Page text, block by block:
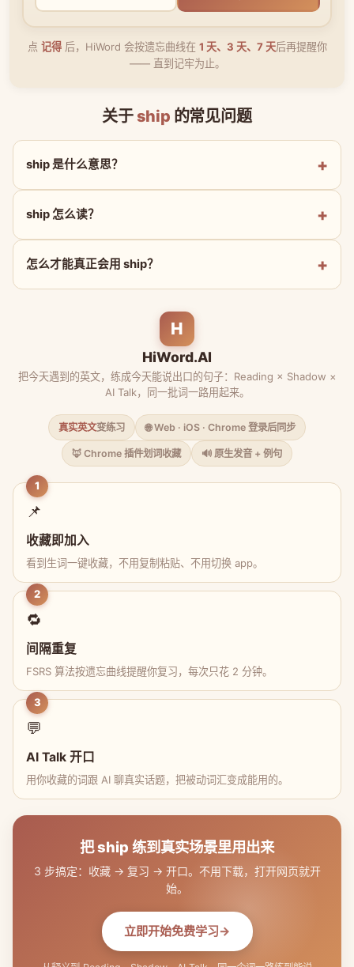
点 记得后，HiWord 会按遗忘曲线在 1 天、3 天、7 天后再提醒你
—— 直到记牢为止。
关于 ship 的常见问题
ship 是什么意思？
ship 怎么读？
怎么才能真正会用 ship？
H
HiWord.AI
把今天遇到的英文，练成今天能说出口的句子：Reading × Shadow ×
AI Talk，同一批词一路用起来。
真实英文变练习 🌐 Web · iOS · Chrome 登录后同步
🦊 Chrome 插件划词收藏 🔊 原生发音 + 例句
1
📌
收藏即加入
看到生词一键收藏，不用复制粘贴、不用切换 app。
2
🔁
间隔重复
FSRS 算法按遗忘曲线提醒你复习，每次只花 2 分钟。
3
💬
AI Talk 开口
用你收藏的词跟 AI 聊真实话题，把被动词汇变成能用的。
把 ship 练到真实场景里用出来
3 步搞定：收藏 → 复习 → 开口。不用下载，打开网页就开
始。
立即开始免费学习